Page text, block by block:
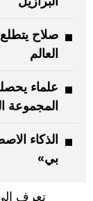
صلاح
العالم
علماء
المجموعة
بي»
تعرف